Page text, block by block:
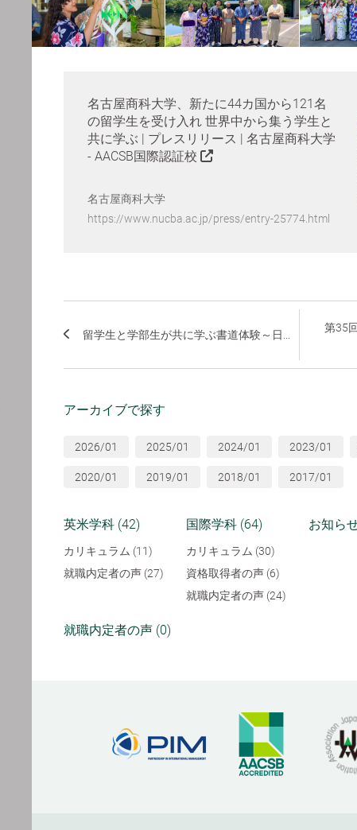
名古屋商科大学、新たに44カ国から121名
の留学生を受け入れ 世界中から集う学生と
共に学ぶ | プレスリリース | 名古屋商科大学
- AACSB国際認証校
名古屋商科大学
https://www.nucba.ac.jp/press/entry-25774.html
留学生と学部生が共に学ぶ書道体験～日...
第35
アーカイブで探す
2026/01 2025/01 2024/01 2023/01
2020/01 2019/01 2018/01 2017/01
英米学科 (42)
カリキュラム (11)
就職内定者の声 (27)
国際学科 (64)
カリキュラム (30)
資格取得者の声 (6)
就職内定者の声 (24)
お知ら
就職内定者の声 (0)